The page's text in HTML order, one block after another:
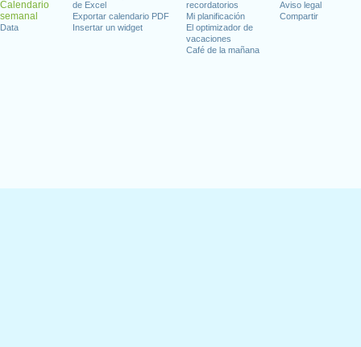
Calendario
semanal
Data
de Excel
Exportar calendario PDF
Insertar un widget
recordatorios
Mi planificación
El optimizador de
vacaciones
Café de la mañana
Aviso legal
Compartir